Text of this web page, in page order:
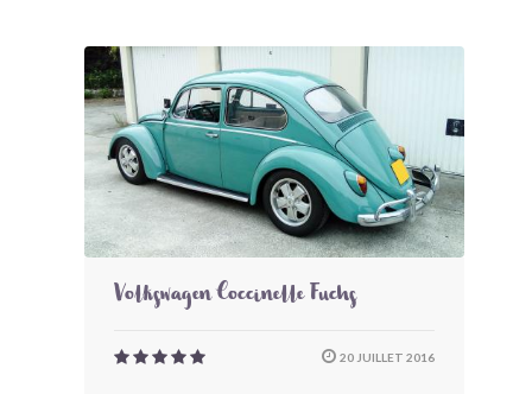
Volkswagen Coccinelle Fuchs
20 JUILLET 2016